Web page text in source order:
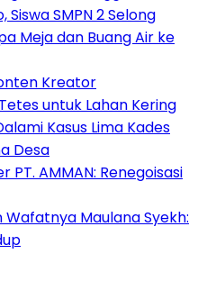
Siswa SMPN 2 Selong
Meja dan Buang Air ke
Kreator
untuk Lahan Kering
Kasus Lima Kades
Desa
AMMAN: Renegoisasi
Wafatnya Maulana Syekh: